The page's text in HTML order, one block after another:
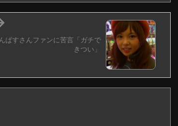
ぱすさんファンに苦言「ガチで
きつい」